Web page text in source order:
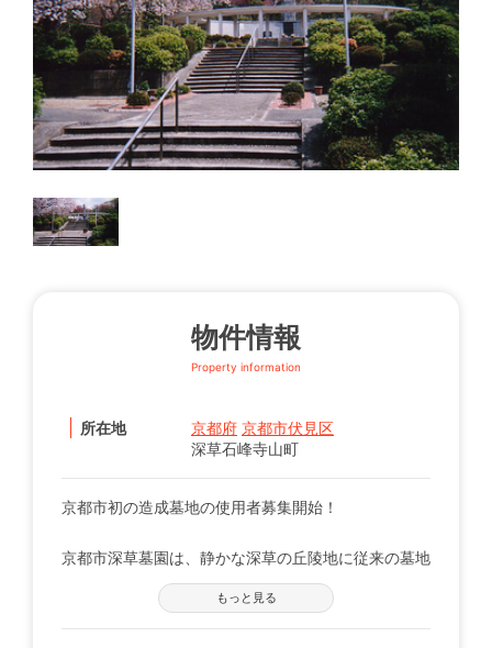
物件情報
Property information
所在地 京都府 京都市伏見区
深草石峰寺山町
京都市初の造成墓地の使用者募集開始！
京都市深草墓園は、静かな深草の丘陵地に従来の墓地
形式ではなく納骨堂形式の「市民のお墓」として昭和
33年7月に開設されました。
豊かな自然に満ち溢れたこの安住の地には、多くの先
もっと見る